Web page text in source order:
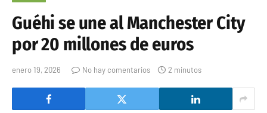
Guéhi se une al Manchester City
por 20 millones de euros
enero 19, 2026 No hay comentarios 2 minutos